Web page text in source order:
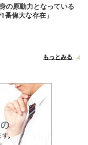
の原動力となっている
番偉大な存在」
もっとみる